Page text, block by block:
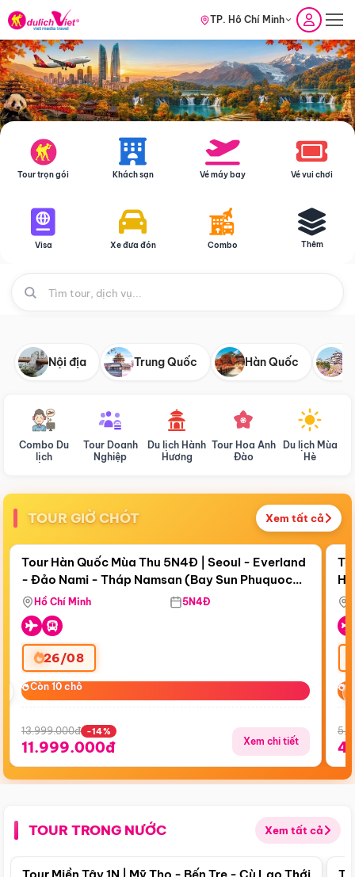
TP. Hồ Chí Minh
Tour trọn gói Khách sạn Vé máy bay Vé vui chơi
Visa Xe đưa đón Combo Thêm
Nội địa Trung Quốc Hàn Quốc
Combo Du
lịch
Tour Doanh
Nghiệp
Du lịch Hành
Hương
Tour Hoa Anh
Đào
Du lịch Mùa
Hè
TOUR GIỜ CHÓT Xem tất cả
Còn18 ngày 10:58:53
Bay Sun Phuquoc Airways
Điểm nổi bật
Tour Hàn Quốc Mùa Thu 5N4Đ | Seoul - Everland
- Đảo Nami - Tháp Namsan (Bay Sun Phuquoc
Airways)
Hồ Chí Minh 5N4Đ
26/08
Còn 10 chỗ
Còn 10 chỗ
13.999.000đ -14%
11.999.000đ Xem chi tiết
TOUR TRONG NƯỚC Xem tất cả
Điểm nổi bật